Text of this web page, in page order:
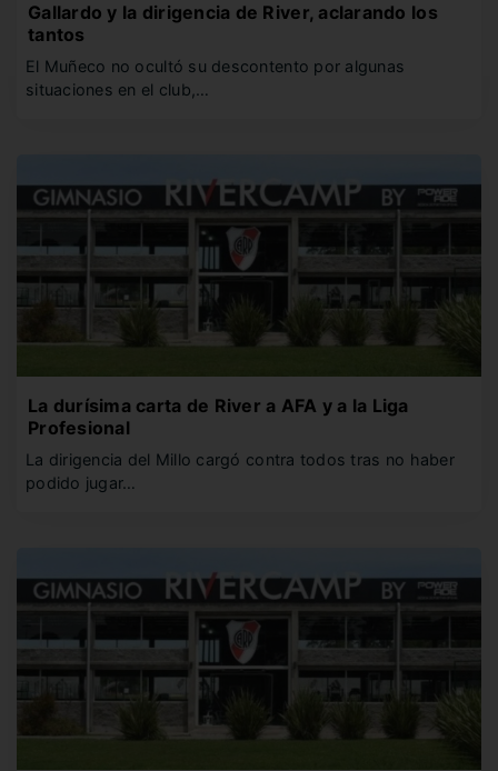
Gallardo y la dirigencia de River, aclarando los
tantos
El Muñeco no ocultó su descontento por algunas
situaciones en el club,…
La durísima carta de River a AFA y a la Liga
Profesional
La dirigencia del Millo cargó contra todos tras no haber
podido jugar…